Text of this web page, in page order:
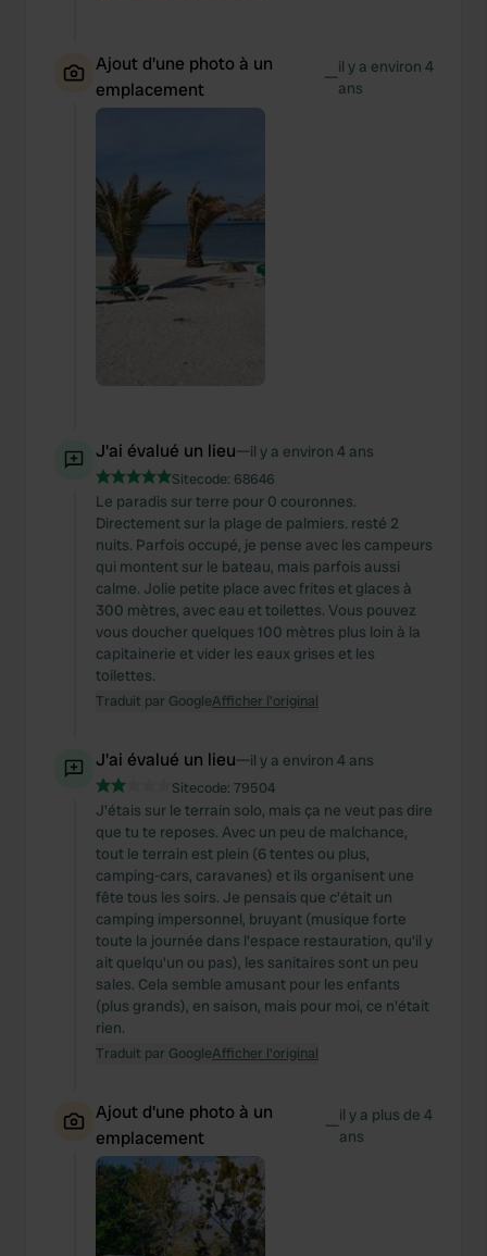
Ajout d'une photo à un
emplacement
—il y a environ 4
ans
J'ai évalué un lieu—il y a environ 4 ans
Sitecode: 68646
Le paradis sur terre pour 0 couronnes.
Directement sur la plage de palmiers. resté 2
nuits. Parfois occupé, je pense avec les campeurs
qui montent sur le bateau, mais parfois aussi
calme. Jolie petite place avec frites et glaces à
300 mètres, avec eau et toilettes. Vous pouvez
vous doucher quelques 100 mètres plus loin à la
capitainerie et vider les eaux grises et les
toilettes.
Traduit par GoogleAfficher l'original
J'ai évalué un lieu—il y a environ 4 ans
Sitecode: 79504
J'étais sur le terrain solo, mais ça ne veut pas dire
que tu te reposes. Avec un peu de malchance,
tout le terrain est plein (6 tentes ou plus,
camping-cars, caravanes) et ils organisent une
fête tous les soirs. Je pensais que c'était un
camping impersonnel, bruyant (musique forte
toute la journée dans l'espace restauration, qu'il y
ait quelqu'un ou pas), les sanitaires sont un peu
sales. Cela semble amusant pour les enfants
(plus grands), en saison, mais pour moi, ce n'était
rien.
Traduit par GoogleAfficher l'original
Ajout d'une photo à un
emplacement
—il y a plus de 4
ans